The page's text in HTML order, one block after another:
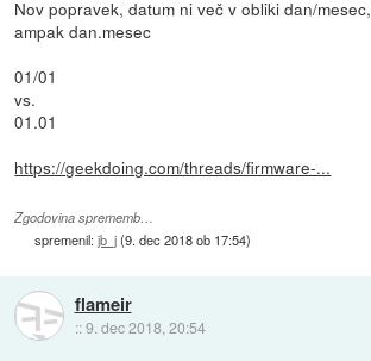
Nov popravek, datum ni več v obliki dan/mesec,
ampak dan.mesec
01/01
vs.
01.01
https://geekdoing.com/threads/firmware-...
Zgodovina sprememb…
spremenil:jb_j(9. dec 2018 ob 17:54)
flameir
::9. dec 2018, 20:54